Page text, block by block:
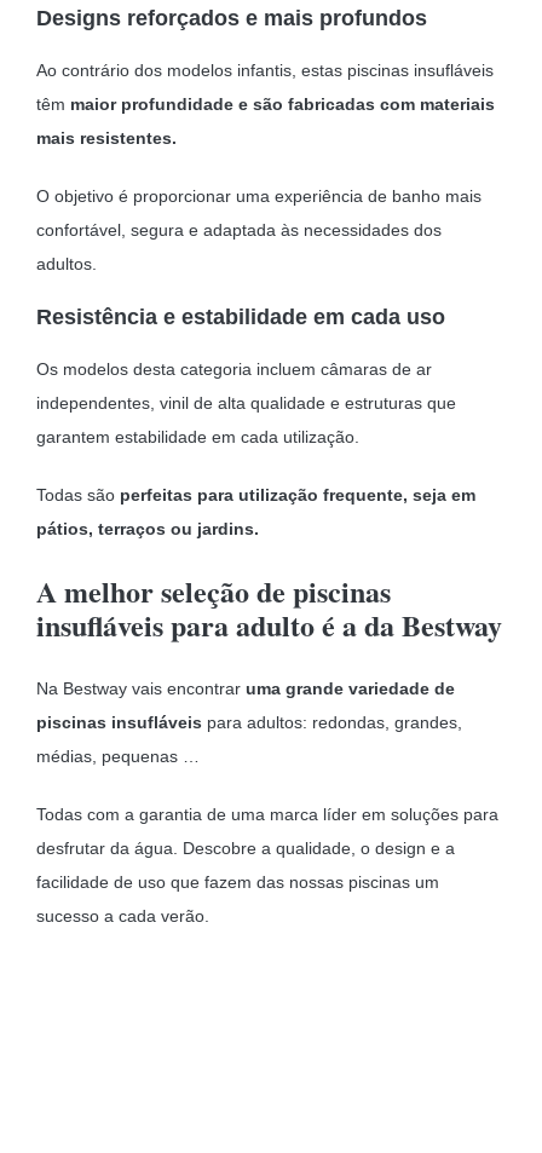
Designs reforçados e mais profundos
Ao contrário dos modelos infantis, estas piscinas insufláveis
têm maior profundidade e são fabricadas com materiais
mais resistentes.
O objetivo é proporcionar uma experiência de banho mais
confortável, segura e adaptada às necessidades dos
adultos.
Resistência e estabilidade em cada uso
Os modelos desta categoria incluem câmaras de ar
independentes, vinil de alta qualidade e estruturas que
garantem estabilidade em cada utilização.
Todas são perfeitas para utilização frequente, seja em
pátios, terraços ou jardins.
A melhor seleção de piscinas
insufláveis para adulto é a da Bestway
Na Bestway vais encontrar uma grande variedade de
piscinas insufláveis para adultos: redondas, grandes,
médias, pequenas …
Todas com a garantia de uma marca líder em soluções para
desfrutar da água. Descobre a qualidade, o design e a
facilidade de uso que fazem das nossas piscinas um
sucesso a cada verão.